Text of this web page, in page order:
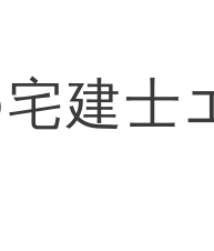
建士